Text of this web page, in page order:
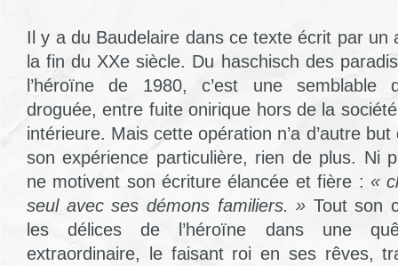
Il y a du Baudelaire dans ce texte écrit par un
la fin du XXe siècle. Du haschisch des
l’héroïne de 1980, c’est une semblable
droguée, entre fuite onirique hors de la
intérieure. Mais cette opération n’a d’autre
son expérience particulière, rien de plus. Ni
ne motivent son écriture élancée et fière : «
seul avec ses démons familiers. » Tout son
les délices de l’héroïne dans une
extraordinaire, le faisant roi en ses rêves,